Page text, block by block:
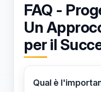
FAQ -
Un
per il
Qual è